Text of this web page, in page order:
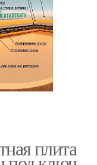
плита